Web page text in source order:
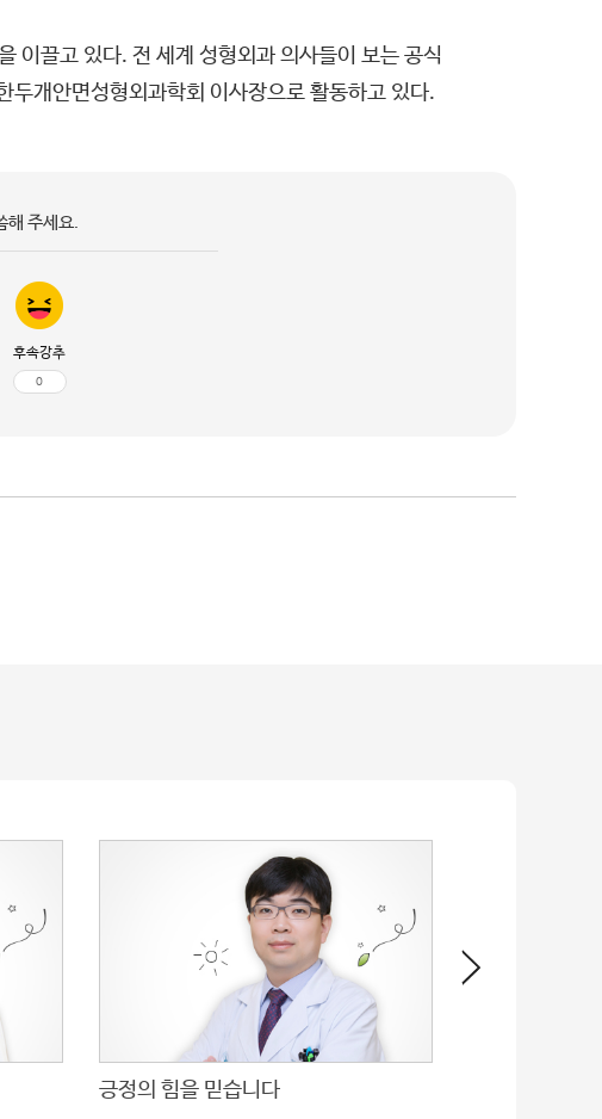
이끌고 있다. 전 세계 성형외과 의사들이 보는 공식
개안면성형외과학회 이사장으로 활동하고 있다.
해 주세요.
후속강추
0
긍정의 힘을 믿습니다